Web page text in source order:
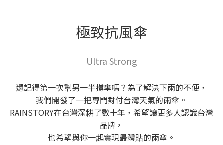
極致抗風傘
Ultra Strong
還記得第一次幫另一半撐傘嗎？為了解決下雨的不便，
我們開發了一把專門對付台灣天氣的雨傘。
RAINSTORY在台灣深耕了數十年，希望讓更多人認識台灣
品牌，
也希望與你一起實現最體貼的雨傘。